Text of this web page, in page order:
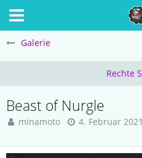
Galerie
Beast of Nurgle
minamoto 4. Februar 2021